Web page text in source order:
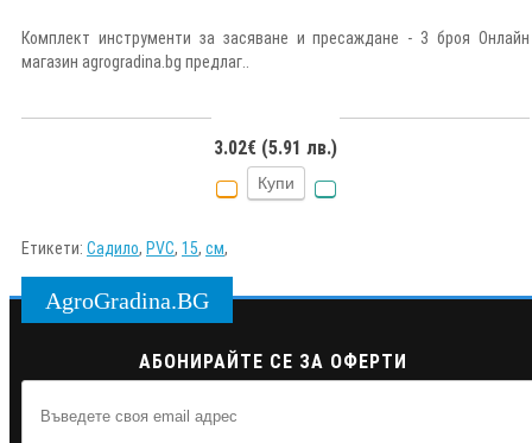
Комплект инструменти за засяване и пресаждане - 3 броя Онлайн
магазин agrogradina.bg предлаг..
3.02€ (5.91 лв.)
Купи
Етикети: Садило, PVC, 15, см,
AgroGradina.BG
АБОНИРАЙТЕ СЕ ЗА ОФЕРТИ